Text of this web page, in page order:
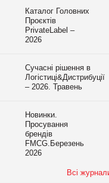
Каталог Головних
Проєктів
PrivateLabel –
2026
Сучасні рішення в
Логістиці&Дистрибуції
– 2026. Травень
Новинки.
Просування
брендів
FMCG.Березень
2026
Всі